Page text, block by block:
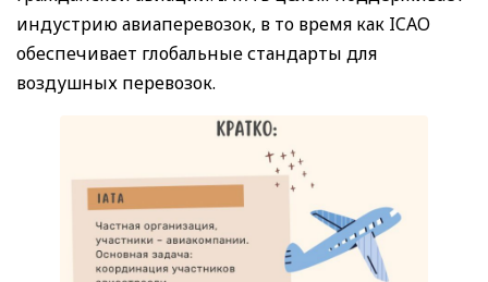
индустрию авиаперевозок, в то время как ICAO
обеспечивает глобальные стандарты для
воздушных перевозок.